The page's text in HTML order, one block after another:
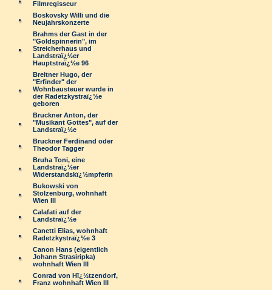
Filmregisseur
Boskovsky Willi und die
Neujahrskonzerte
Brahms der Gast in der
"Goldspinnerin", im
Streicherhaus und
Landstraï¿½er
Hauptstraï¿½e 96
Breitner Hugo, der
"Erfinder" der
Wohnbausteuer wurde in
der Radetzkystraï¿½e
geboren
Bruckner Anton, der
"Musikant Gottes", auf der
Landstraï¿½e
Bruckner Ferdinand oder
Theodor Tagger
Bruha Toni, eine
Landstraï¿½er
Widerstandskï¿½mpferin
Bukowski von
Stolzenburg, wohnhaft
Wien III
Calafati auf der
Landstraï¿½e
Canetti Elias, wohnhaft
Radetzkystraï¿½e 3
Canon Hans (eigentlich
Johann Strasiripka)
wohnhaft Wien III
Conrad von Hï¿½tzendorf,
Franz wohnhaft Wien III